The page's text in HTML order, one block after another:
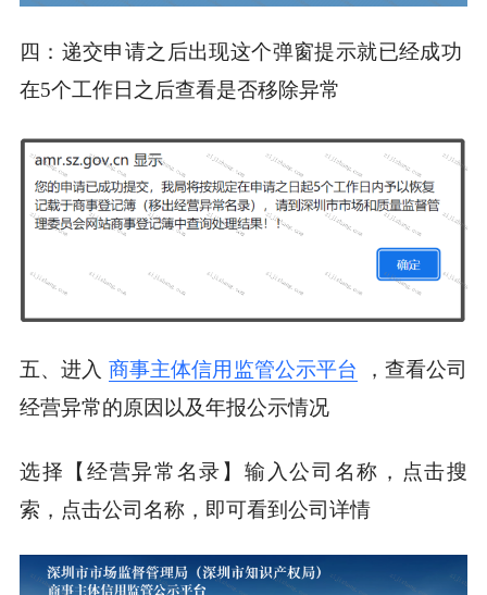
四：递交申请之后出现这个弹窗提示就已经成功
在5个工作日之后查看是否移除异常
五、进入 商事主体信用监管公示平台
，查看公司
经营异常的原因以及年报公示情况
选择【经营异常名录】输入公司名称，点击搜
索，点击公司名称，即可看到公司详情